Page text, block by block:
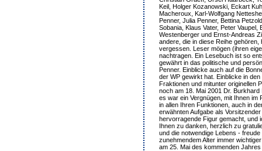
Keil, Holger Kozanowski, Eckart
Macheroux, Karl-Wolfgang
Penner, Julia Penner, Bettina
Sobania, Klaus Vater, Peter
Westenberger und Ernst-Andreas
andere, die in diese Reihe gehören,
vergessen. Leser mögen (ihren
nachtragen. Ein Lesebuch ist so
gewährt in das politische und
Penner. Einblicke auch auf die
der WP gewirkt hat. Einblicke in
Fraktionen und mitunter originellen
noch am 18. Mai 2001 Dr.
es war ein Vergnügen, mit Ihnen im
in allen Ihren Funktionen, auch in
erwähnten Aufgabe als
hervorragende Figur gemacht, und
Ihnen zu danken, herzlich zu
und die notwendige Lebens -
zunehmendem Alter immer
am 25. Mai des kommenden